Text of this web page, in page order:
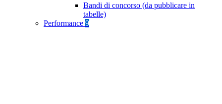
Bandi di concorso (da pubblicare in
tabelle)
Performance 9